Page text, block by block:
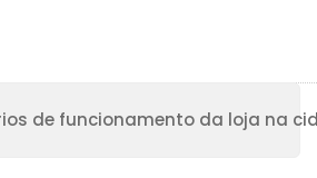
de funcionamento da loja na